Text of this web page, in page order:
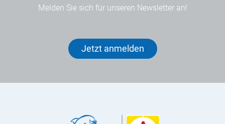
Melden Sie sich für unseren Newsletter an!
Jetzt anmelden